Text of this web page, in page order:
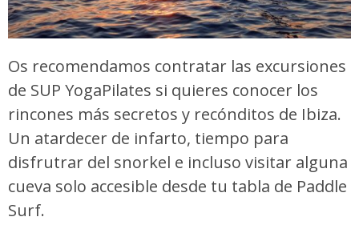
Os recomendamos contratar las excursiones
de SUP YogaPilates si quieres conocer los
rincones más secretos y recónditos de Ibiza.
Un atardecer de infarto, tiempo para
disfrutrar del snorkel e incluso visitar alguna
cueva solo accesible desde tu tabla de Paddle
Surf.